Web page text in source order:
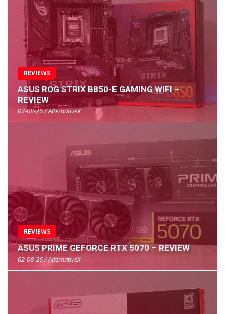
REVIEWS
ASUS ROG STRIX B850-E GAMING WIFI –
REVIEW
03-08-26 / AlternativeX
REVIEWS
ASUS PRIME GEFORCE RTX 5070 – REVIEW
02-08-26 / AlternativeX